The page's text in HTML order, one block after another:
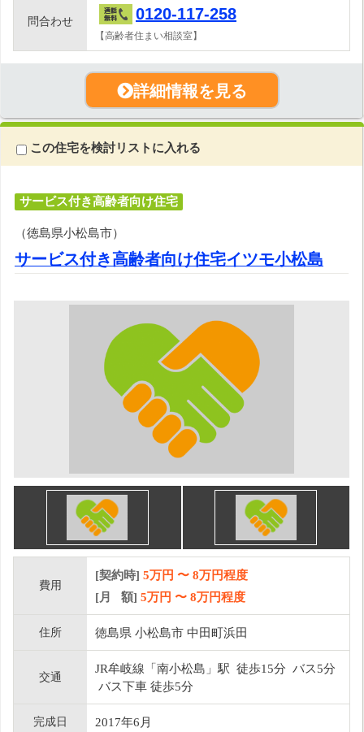
問合わせ 0120-117-258
【高齢者住まい相談室】
詳細情報を見る
この住宅を検討リストに入れる
サービス付き高齢者向け住宅
（徳島県小松島市）
サービス付き高齢者向け住宅イツモ小松島
費用
[契約時] 5万円 〜 8万円程度
[月 額] 5万円 〜 8万円程度
住所 徳島県 小松島市 中田町浜田
交通
JR牟岐線「南小松島」駅 徒歩15分 バス5分
バス下車 徒歩5分
完成日 2017年6月